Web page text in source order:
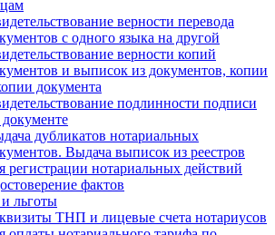
верности перевода
с одного языка на другой
верности копий
и выписок из документов, копии
документа
подлинности подписи
документе
дубликатов нотариальных
Выдача выписок из реестров
регистрации нотариальных действий
фактов
льготы
ТНП и лицевые счета нотариусов